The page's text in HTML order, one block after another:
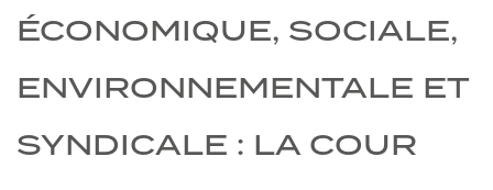
ÉCONOMIQUE, SOCIALE,
ENVIRONNEMENTALE ET
SYNDICALE : LA COUR